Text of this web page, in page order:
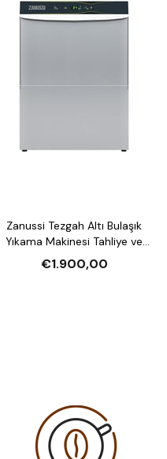
Zanussi Tezgah Altı Bulaşık
Yıkama Makinesi Tahliye ve
Parlatıcı Pompalı
€1.900,00